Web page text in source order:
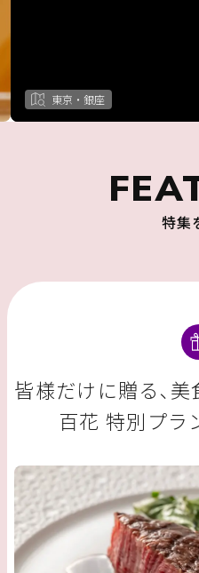
東京・銀座
特集
皆様だけに贈る､
百花 特別プラ